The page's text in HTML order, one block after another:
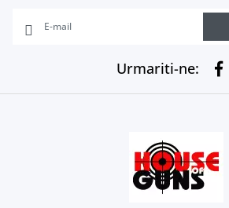
Urmariti-ne: